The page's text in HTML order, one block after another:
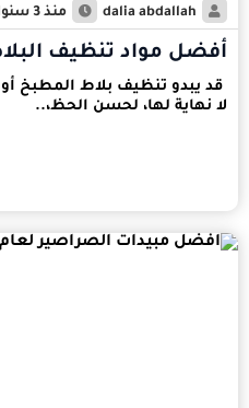
dalia abdallah منذ 3 سنوات
أفضل مواد تنظيف البلاط
قد يبدو تنظيف بلاط المطبخ
لا نهاية لها، لحسن الحظ،..